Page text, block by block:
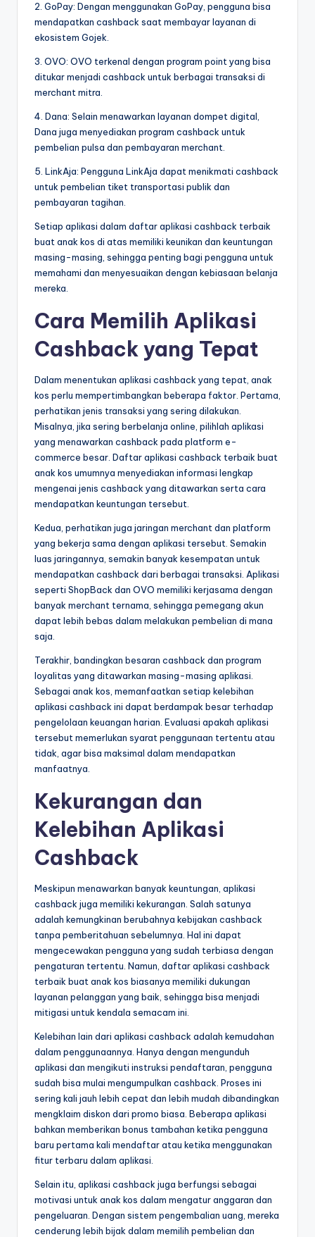
2. GoPay: Dengan menggunakan GoPay, pengguna bisa
mendapatkan cashback saat membayar layanan di
ekosistem Gojek.
3. OVO: OVO terkenal dengan program point yang bisa
ditukar menjadi cashback untuk berbagai transaksi di
merchant mitra.
4. Dana: Selain menawarkan layanan dompet digital,
Dana juga menyediakan program cashback untuk
pembelian pulsa dan pembayaran merchant.
5. LinkAja: Pengguna LinkAja dapat menikmati cashback
untuk pembelian tiket transportasi publik dan
pembayaran tagihan.
Setiap aplikasi dalam daftar aplikasi cashback terbaik
buat anak kos di atas memiliki keunikan dan keuntungan
masing-masing, sehingga penting bagi pengguna untuk
memahami dan menyesuaikan dengan kebiasaan belanja
mereka.
Cara Memilih Aplikasi
Cashback yang Tepat
Dalam menentukan aplikasi cashback yang tepat, anak
kos perlu mempertimbangkan beberapa faktor. Pertama,
perhatikan jenis transaksi yang sering dilakukan.
Misalnya, jika sering berbelanja online, pilihlah aplikasi
yang menawarkan cashback pada platform e-
commerce besar. Daftar aplikasi cashback terbaik buat
anak kos umumnya menyediakan informasi lengkap
mengenai jenis cashback yang ditawarkan serta cara
mendapatkan keuntungan tersebut.
Kedua, perhatikan juga jaringan merchant dan platform
yang bekerja sama dengan aplikasi tersebut. Semakin
luas jaringannya, semakin banyak kesempatan untuk
mendapatkan cashback dari berbagai transaksi. Aplikasi
seperti ShopBack dan OVO memiliki kerjasama dengan
banyak merchant ternama, sehingga pemegang akun
dapat lebih bebas dalam melakukan pembelian di mana
saja.
Terakhir, bandingkan besaran cashback dan program
loyalitas yang ditawarkan masing-masing aplikasi.
Sebagai anak kos, memanfaatkan setiap kelebihan
aplikasi cashback ini dapat berdampak besar terhadap
pengelolaan keuangan harian. Evaluasi apakah aplikasi
tersebut memerlukan syarat penggunaan tertentu atau
tidak, agar bisa maksimal dalam mendapatkan
manfaatnya.
Kekurangan dan
Kelebihan Aplikasi
Cashback
Meskipun menawarkan banyak keuntungan, aplikasi
cashback juga memiliki kekurangan. Salah satunya
adalah kemungkinan berubahnya kebijakan cashback
tanpa pemberitahuan sebelumnya. Hal ini dapat
mengecewakan pengguna yang sudah terbiasa dengan
pengaturan tertentu. Namun, daftar aplikasi cashback
terbaik buat anak kos biasanya memiliki dukungan
layanan pelanggan yang baik, sehingga bisa menjadi
mitigasi untuk kendala semacam ini.
Kelebihan lain dari aplikasi cashback adalah kemudahan
dalam penggunaannya. Hanya dengan mengunduh
aplikasi dan mengikuti instruksi pendaftaran, pengguna
sudah bisa mulai mengumpulkan cashback. Proses ini
sering kali jauh lebih cepat dan lebih mudah dibandingkan
mengklaim diskon dari promo biasa. Beberapa aplikasi
bahkan memberikan bonus tambahan ketika pengguna
baru pertama kali mendaftar atau ketika menggunakan
fitur terbaru dalam aplikasi.
Selain itu, aplikasi cashback juga berfungsi sebagai
motivasi untuk anak kos dalam mengatur anggaran dan
pengeluaran. Dengan sistem pengembalian uang, mereka
cenderung lebih bijak dalam memilih pembelian dan